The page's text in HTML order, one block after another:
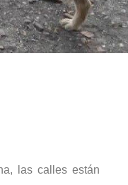
las calles están